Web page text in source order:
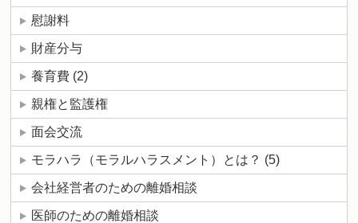
慰謝料
財産分与
養育費 (2)
親権と監護権
面会交流
モラハラ（モラルハラスメント）とは？ (5)
会社経営者のための離婚相談
医師のための離婚相談